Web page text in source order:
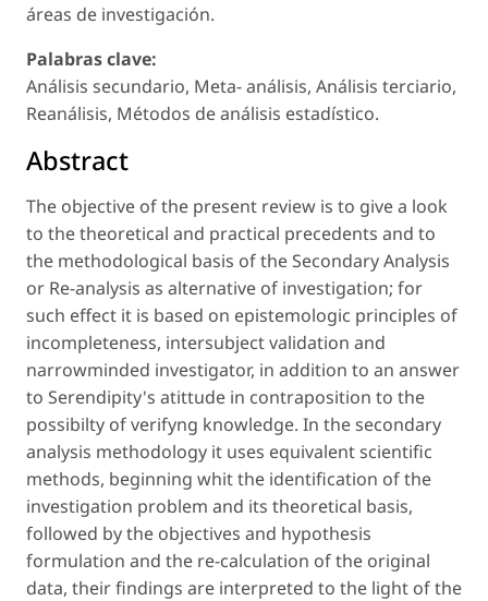
áreas de investigación.
Palabras clave:
Análisis secundario, Meta- análisis, Análisis terciario,
Reanálisis, Métodos de análisis estadístico.
Abstract
The objective of the present review is to give a look
to the theoretical and practical precedents and to
the methodological basis of the Secondary Analysis
or Re-analysis as alternative of investigation; for
such effect it is based on epistemologic principles of
incompleteness, intersubject validation and
narrowminded investigator, in addition to an answer
to Serendipity's atittude in contraposition to the
possibilty of verifyng knowledge. In the secondary
analysis methodology it uses equivalent scientific
methods, beginning whit the identification of the
investigation problem and its theoretical basis,
followed by the objectives and hypothesis
formulation and the re-calculation of the original
data, their findings are interpreted to the light of the